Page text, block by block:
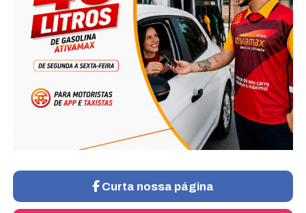
Curta nossa página